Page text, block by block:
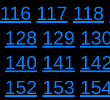
116 117 118
128 129
140 141
152 153